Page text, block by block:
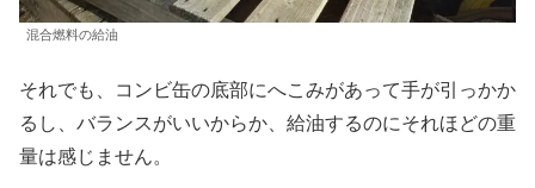
混合燃料の給油
それでも、コンビ缶の底部にへこみがあって手が引っかか
るし、バランスがいいからか、給油するのにそれほどの重
量は感じません。